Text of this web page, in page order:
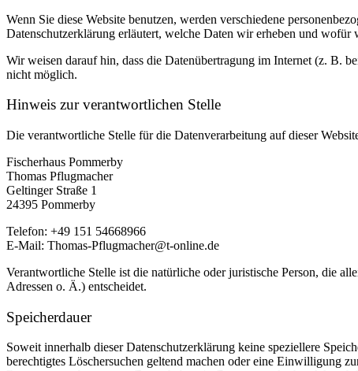
Wenn Sie diese Website benutzen, werden verschiedene
Datenschutzerklärung erläutert, welche Daten wir erheben und
Wir weisen darauf hin, dass die Datenübertragung im Internet (z. B.
nicht möglich.
Hinweis zur verantwortlichen Stelle
Die verantwortliche Stelle für die Datenverarbeitung auf dieser
Fischerhaus Pommerby
Thomas Pflugmacher
Geltinger Straße 1
24395 Pommerby
Telefon: +49 151 54668966
E-Mail: Thomas-Pflugmacher@t-online.de
Verantwortliche Stelle ist die natürliche oder juristische Person, die
Adressen o. Ä.) entscheidet.
Speicherdauer
Soweit innerhalb dieser Datenschutzerklärung keine speziellere
berechtigtes Löschersuchen geltend machen oder eine Einwilligung